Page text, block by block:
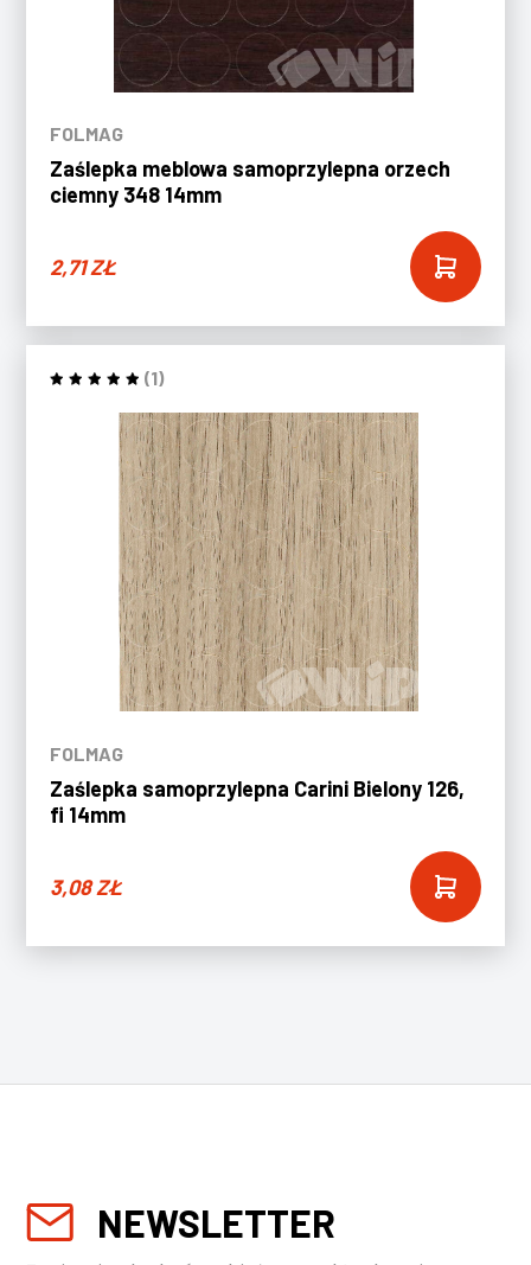
FOLMAG
Zaślepka meblowa samoprzylepna orzech
ciemny 348 14mm
2,71ZŁ
(1)
FOLMAG
Zaślepka samoprzylepna Carini Bielony 126,
fi 14mm
3,08ZŁ
NEWSLETTER